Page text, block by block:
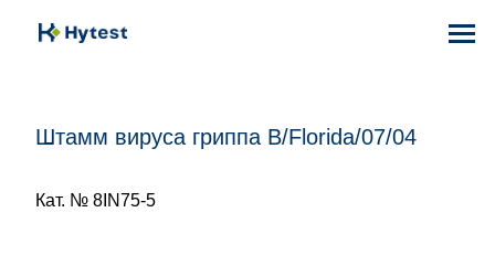
Штамм вируса гриппа B/Florida/07/04
Кат. № 8IN75-5